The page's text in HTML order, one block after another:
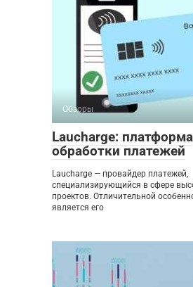
Обзоры
Laucharge: платформа
обработки платежей
Laucharge — провайдер платежей,
специализирующийся в сфере
проектов. Отличительной
является его